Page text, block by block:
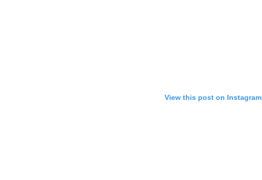
View this post on Instagram